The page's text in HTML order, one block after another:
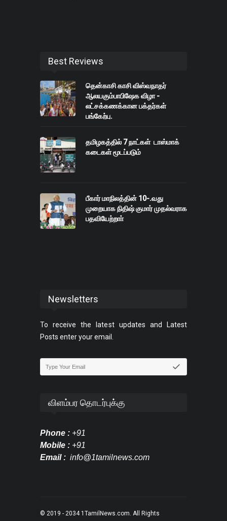
Best Reviews
தென்காசி காசி விஸ்வநாதர்
ஆலயகும்பாபிஷேக விழா -
லட்சக்கணக்கான பக்தர்கள்
பங்கேற்பு.
தமிழகத்தில் 7 நாட்கள் டாஸ்மாக்
கடைகள் மூடப்படும்
பீகார் மாநிலத்தின் 10-.வது
முறையாக நிதிஷ் குமார் முதல்வராக
பதவியேற்றாா்
Newsletters
To receive the latest updates and Latest
Posts enter your email.
விளம்பர தொடர்புக்கு
Phone : +91
Mobile : +91
Email : info@1tamilnews.com
© 2019 - 2034 1TamilNews.com. All Rights